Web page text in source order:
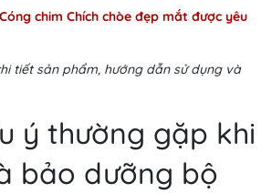
chim Chích chòe đẹp mắt được yêu
tiết sản phẩm, hướng dẫn sử dụng và
ý thường gặp khi
bảo dưỡng bộ